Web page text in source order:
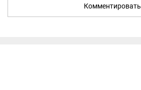
Комментировать